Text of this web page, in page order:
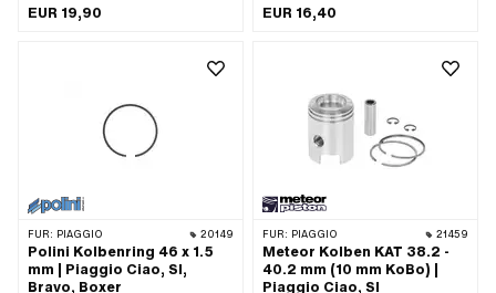
· Kolbenringstoss: Flankensicherung
(FS) · Kolbenringstoss:
Kolbenring: 1.6 mm · Dicke Kolbenring:
1.75 mm · Höhe: 1.5 mm · Höhe: 2 mm
EUR 19,90
Kolbenringstoss: Flankensicherung
(FS) · Kolbenringstoss:
EUR 16,40
FÜR: PIAGGIO 20149
Polini Kolbenring 46 x 1.5
mm | Piaggio Ciao, SI,
Bravo, Boxer
FÜR: PIAGGIO 21459
Meteor Kolben KAT 38.2 -
40.2 mm (10 mm KoBo) |
Piaggio Ciao, SI